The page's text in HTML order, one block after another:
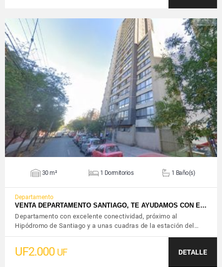
VER DETALLES
30 m² 1 Dormitorios 1 Baño(s)
Departamento
VENTA DEPARTAMENTO SANTIAGO, TE AYUDAMOS CON E…
Departamento con excelente conectividad, próximo al
Hipódromo de Santiago y a unas cuadras de la estación del…
UF2.000 UF DETALLE